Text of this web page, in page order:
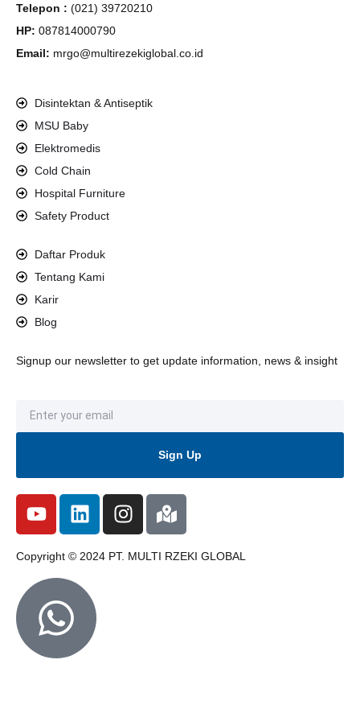
Telepon : (021) 39720210
HP: 087814000790
Email: mrgo@multirezekiglobal.co.id
Disintektan & Antiseptik
MSU Baby
Elektromedis
Cold Chain
Hospital Furniture
Safety Product
Daftar Produk
Tentang Kami
Karir
Blog
Signup our newsletter to get update information, news & insight
Sign Up
Copyright © 2024 PT. MULTI RZEKI GLOBAL